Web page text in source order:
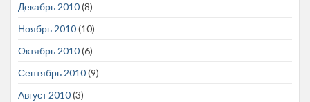
Декабрь 2010(8)
Ноябрь 2010(10)
Октябрь 2010(6)
Сентябрь 2010(9)
Август 2010(3)